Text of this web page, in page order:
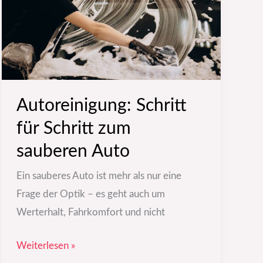
Autoreinigung: Schritt
für Schritt zum
sauberen Auto
Ein sauberes Auto ist mehr als nur eine
Frage der Optik – es geht auch um
Werterhalt, Fahrkomfort und nicht
sauberen
Auto
Weiterlesen »